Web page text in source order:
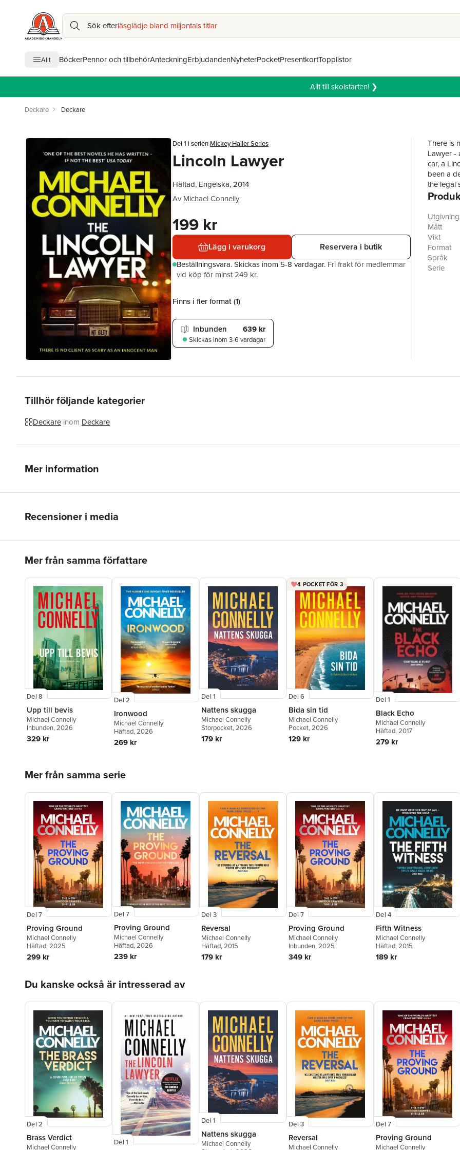
Sök efterläsglädje bland miljontals titlar
Allt BöckerPennor och tillbehörAnteckningErbjudandenNyheterPocketPresentkortTopplistor
Allt till skolstarten! ❯
Deckare Deckare
Del 1 i serien Mickey Haller Series
Lincoln Lawyer
Häftad, Engelska, 2014
Av Michael Connelly
199 kr
Lägg i varukorg Reservera i butik
Beställningsvara.Skickas inom 5-8 vardagar. Fri frakt för medlemmar
vid köp för minst 249 kr.
Finns i fler format (1)
Inbunden 639 kr
Skickas inom 3-6 vardagar
There is
Lawyer -
car, a
been a
the legal
beating
rare
case
who they
the
Mått
Vikt
Format
Språk
Serie
Tillhör följande kategorier
Deckare inom Deckare
Mer information
Recensioner i media
Mer från samma författare
Del 8
Upp till bevis
Michael Connelly
Inbunden, 2026
329 kr
Del 2
Ironwood
Michael Connelly
Häftad, 2026
269 kr
Del 1
Nattens skugga
Michael Connelly
Storpocket, 2026
179 kr
4 POCKET FÖR 3
Del 6
Bida sin tid
Michael Connelly
Pocket, 2026
129 kr
Del 1
Black Echo
Michael Connelly
Häftad, 2017
279 kr
Mer från samma serie
Del 7
Proving Ground
Michael Connelly
Häftad, 2025
299 kr
Del 7
Proving Ground
Michael Connelly
Häftad, 2026
239 kr
Del 3
Reversal
Michael Connelly
Häftad, 2015
179 kr
Del 7
Proving Ground
Michael Connelly
Inbunden, 2025
349 kr
Del 4
Fifth Witness
Michael Connelly
Häftad, 2015
189 kr
Du kanske också är intresserad av
Del 2
Brass Verdict
Michael Connelly
Del 1
Del 1
Nattens skugga
Michael Connelly
Del 3
Reversal
Michael Connelly
Del 7
Proving Ground
Michael Connelly